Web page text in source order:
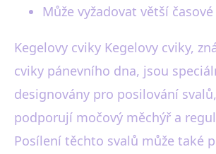
Může vyžadovat větší
Kegelovy cviky Kegelovy cviky,
cviky pánevního dna, jsou
designovány pro posilování
podporují močový měchýř a
Posílení těchto svalů může také